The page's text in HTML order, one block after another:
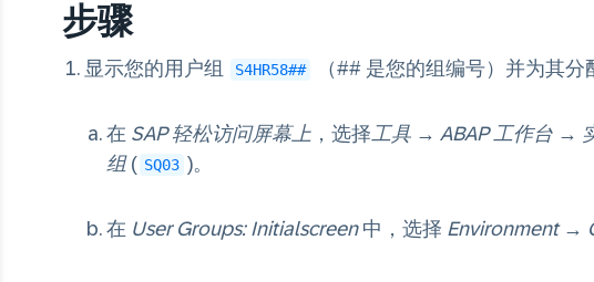
步骤
显示您的用户组 S4HR58## （## 是您的组编号）并为其分
在 SAP 轻松访问屏幕上 ，选择工具 → ABAP 工作台 →
组( SQ03 )。
在 User Groups: Initialscreen中，选择 Environment→